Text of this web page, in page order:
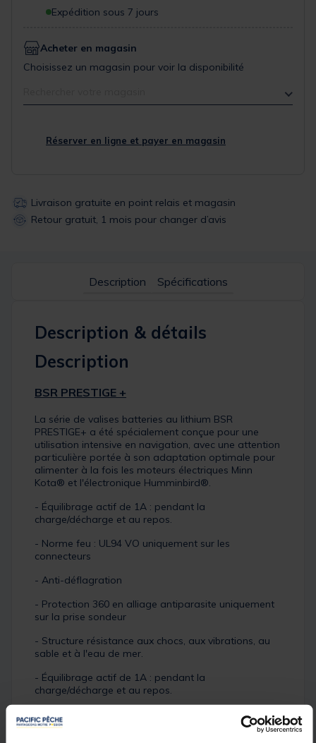
Expédition sous 7 jours
Acheter en magasin
Choisissez un magasin pour voir la disponibilité
Réserver en ligne et payer en magasin
Livraison gratuite en point relais et magasin
Retour gratuit, 1 mois pour changer d’avis
Description Spécifications
Description & détails
Description
BSR PRESTIGE +
La série de valises batteries au lithium BSR
PRESTIGE+ a été spécialement conçue pour une
utilisation intensive en navigation, avec une attention
particulière portée à son adaptation optimale pour
alimenter à la fois les moteurs électriques Minn
Kota® et l'électronique Humminbird®.
- Équilibrage actif de 1A : pendant la
charge/décharge et au repos.
- Norme feu : UL94 VO uniquement sur les
connecteurs
- Anti-déflagration
- Protection 360 en alliage antiparasite uniquement
sur la prise sondeur
- Structure résistance aux chocs, aux vibrations, au
sable et à l'eau de mer.
- Équilibrage actif de 1A : pendant la
charge/décharge et au repos.
CONNECTIQUE :